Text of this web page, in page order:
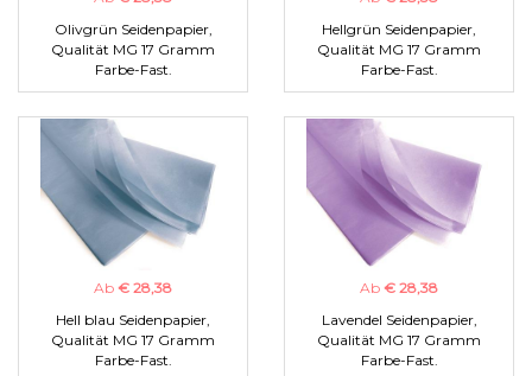
Olivgrün Seidenpapier,
Qualität MG 17 Gramm
Farbe-Fast.
Hellgrün Seidenpapier,
Qualität MG 17 Gramm
Farbe-Fast.
Ab € 28,38
Hell blau Seidenpapier,
Qualität MG 17 Gramm
Farbe-Fast.
Ab € 28,38
Lavendel Seidenpapier,
Qualität MG 17 Gramm
Farbe-Fast.